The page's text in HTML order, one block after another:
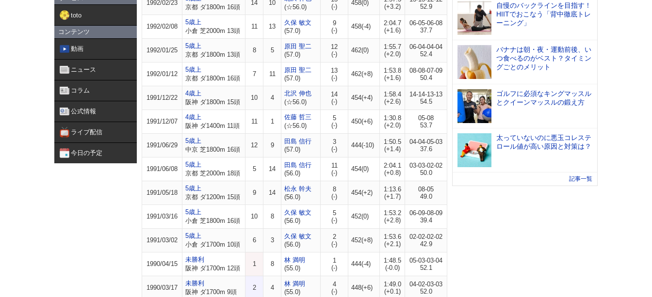
toto
コンテンツ
動画
ニュース
コラム
公式情報
ライブ配信
今日の予定
1992/02/23
京都 ダ1800m 16頭
14 10
(☆56.0)
(-)
458(0)
(+3.2)
52.9
1992/02/08
5歳上
小倉 芝2000m 13頭
11 13
久保 敏文
(57.0)
9
(-)
458(-4)
2:04.7
(+1.6)
06-05-06-08
37.7
1992/01/25
5歳上
京都 ダ1800m 13頭
8 5
原田 聖二
(57.0)
12
(-)
462(0)
1:55.7
(+2.0)
06-04-04-04
52.4
1992/01/12
5歳上
京都 ダ1800m 16頭
7 11
原田 聖二
(57.0)
13
(-)
462(+8)
1:53.8
(+1.6)
08-08-07-09
50.4
1991/12/22
4歳上
阪神 ダ1800m 15頭
10 4
北沢 伸也
(☆56.0)
14
(-)
454(+4)
1:58.4
(+2.6)
14-14-13-13
54.5
1991/12/07
4歳上
阪神 ダ1400m 11頭
11 1
佐藤 哲三
(☆56.0)
5
(-)
450(+6)
1:30.8
(+2.0)
05-08
53.7
1991/06/29
5歳上
中京 芝1800m 16頭
12 9
田島 信行
(57.0)
3
(-)
444(-10)
1:50.5
(+1.4)
04-04-05-03
37.6
1991/06/08
5歳上
京都 芝2000m 18頭
5 14
田島 信行
(56.0)
11
(-)
454(0)
2:04.1
(+0.8)
03-03-02-02
50.0
1991/05/18
5歳上
京都 ダ1200m 15頭
9 14
松永 幹夫
(56.0)
8
(-)
454(+2)
1:13.6
(+1.7)
08-05
49.0
1991/03/16
5歳上
小倉 芝1800m 16頭
10 8
久保 敏文
(56.0)
5
(-)
452(0)
1:53.2
(+2.8)
06-09-08-09
39.4
1991/03/02
5歳上
小倉 ダ1700m 10頭
6 3
久保 敏文
(56.0)
2
(-)
452(+8)
1:53.6
(+2.1)
02-02-02-02
42.9
1990/04/15
未勝利
阪神 ダ1700m 12頭
1 8
林 満明
(55.0)
1
(-)
444(-4)
1:48.5
(-0.0)
05-03-03-04
52.1
1990/03/17
未勝利
阪神 ダ1700m 9頭
2 4
林 満明
(55.0)
4
(-)
448(+6)
1:49.0
(+0.1)
04-02-03-03
52.0
自慢のバックラインを目指す！
HIITでおこなう「背中徹底トレ
ーニング」
バナナは朝・夜・運動前後、い
つ食べるのがベスト？タイミン
グごとのメリット
ゴルフに必須なキングマッスル
とクイーンマッスルの鍛え方
太っていないのに悪玉コレステ
ロール値が高い原因と対策は？
記事一覧